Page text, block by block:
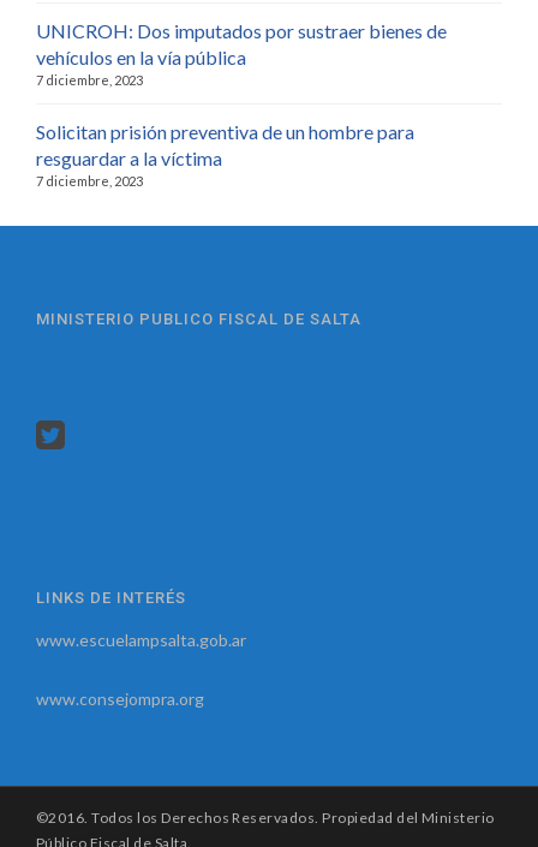
UNICROH: Dos imputados por sustraer bienes de
vehículos en la vía pública
7 diciembre, 2023
Solicitan prisión preventiva de un hombre para
resguardar a la víctima
7 diciembre, 2023
MINISTERIO PUBLICO FISCAL DE SALTA
LINKS DE INTERÉS
www.escuelampsalta.gob.ar
www.consejompra.org
©2016. Todos los Derechos Reservados. Propiedad del Ministerio
Público Fiscal de Salta.